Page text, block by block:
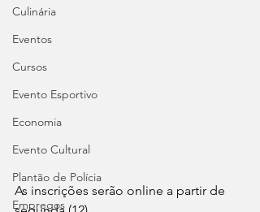
Culinária
Eventos
Cursos
Evento Esportivo
Economia
Evento Cultural
Plantão de Polícia
Empregos
As inscrições serão online a partir de